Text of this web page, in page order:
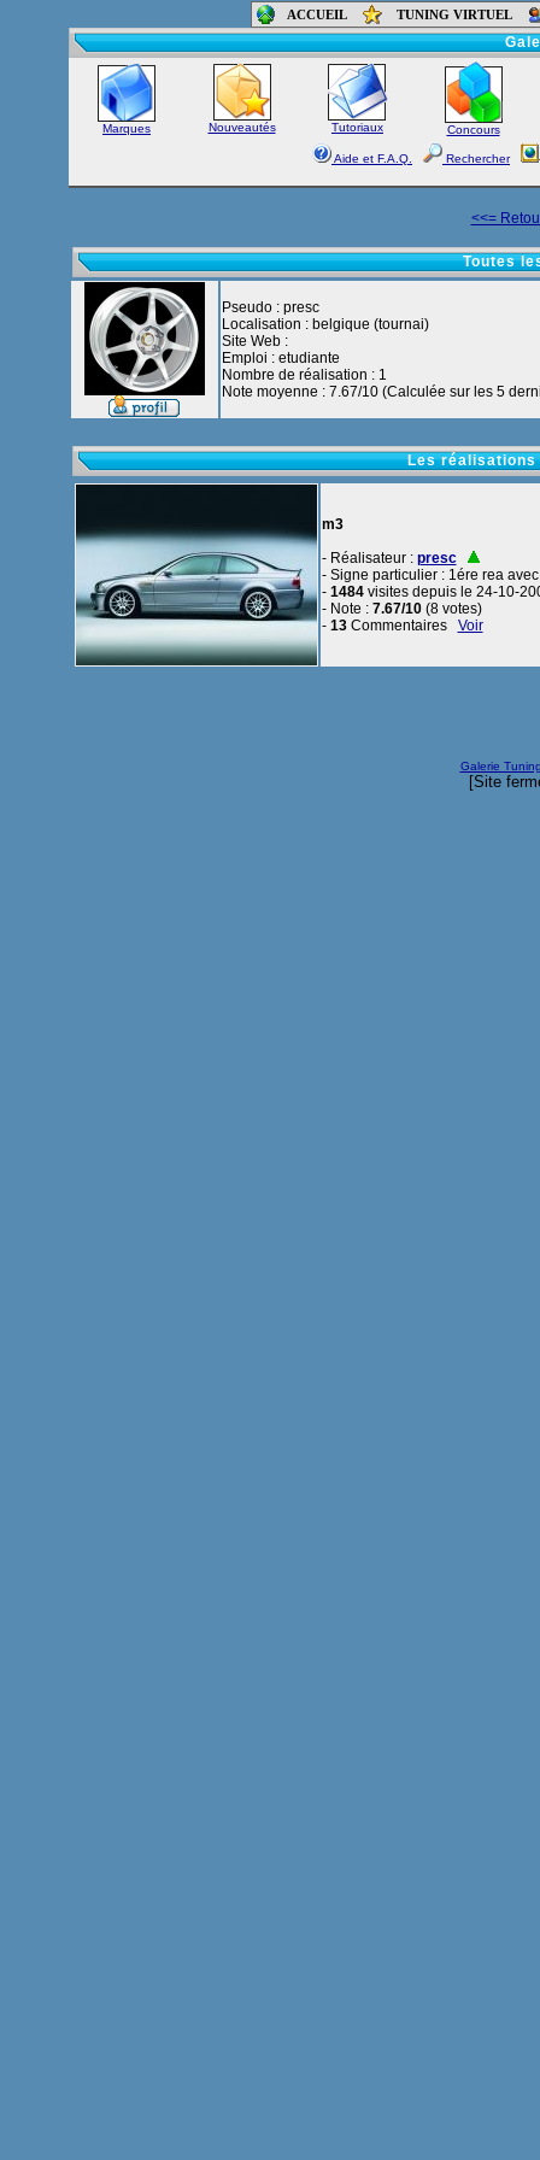
ACCUEIL TUNING VIRTUEL
Accueil-
Marques Nouveautés Tutoriaux Concours
Aide et F.A.Q. Rechercher
<<=
Toutes
Pseudo : presc
Localisation : belgique (tournai)
Site Web :
Emploi : etudiante
Nombre de réalisation : 1
Note moyenne : 7.67/10 (Calculée sur les 5
Les réalisations
m3
- Réalisateur : presc
- Signe particulier : 1ére rea
- 1484visites depuis le 24-10-
- Note : 7.67/10(8 votes)
- 13Commentaires Voir
Galerie
[Site